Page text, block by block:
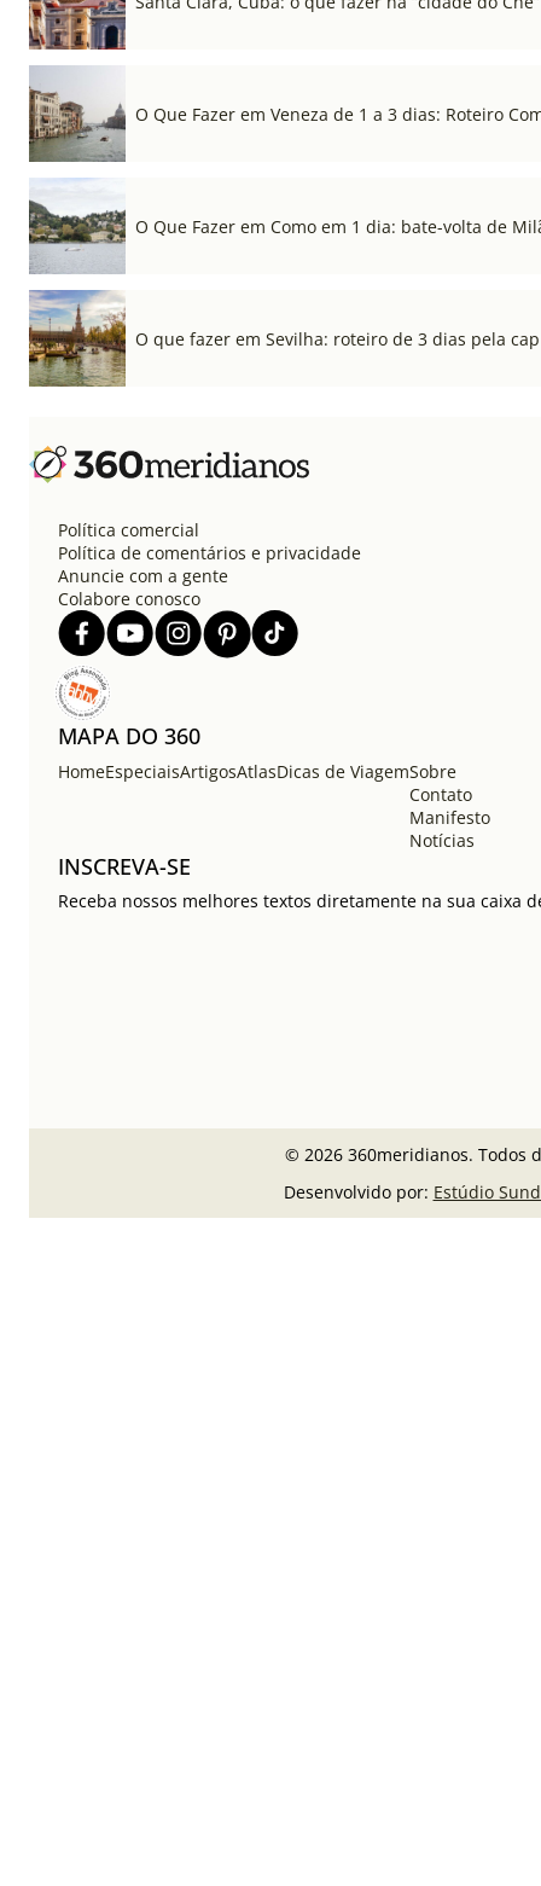
O Que Fazer em Veneza de 1 a 3 dias: Roteiro
O Que Fazer em Como em 1 dia: bate-volta de
O que fazer em Sevilha: roteiro de 3 dias pela
Política comercial
Política de comentários e privacidade
Anuncie com a gente
Colabore conosco
MAPA DO 360
HomeEspeciaisArtigosAtlasDicas de ViagemSobre
Contato
Manifesto
Notícias
INSCREVA-SE
Receba nossos melhores textos diretamente na sua caixa
© 2026 360meridianos. Todos
Desenvolvido por: Estúdio